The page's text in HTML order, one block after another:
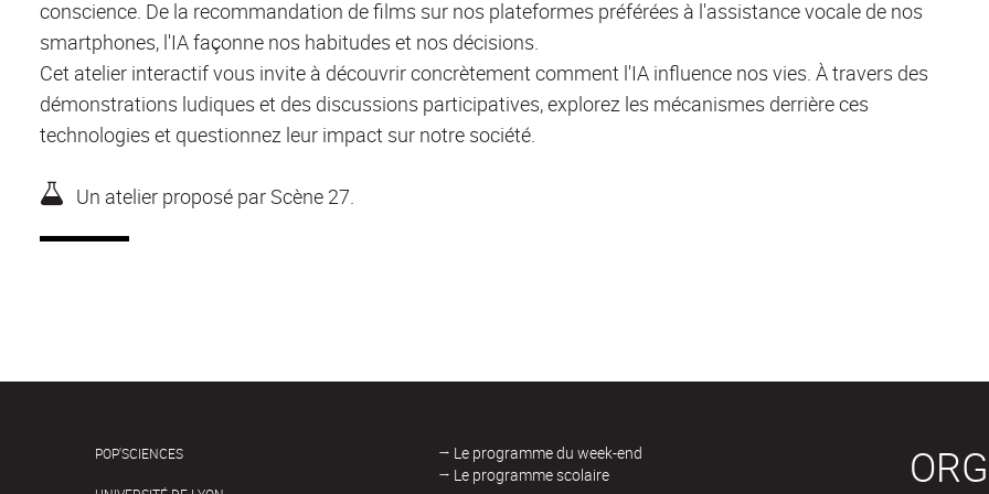
conscience. De la recommandation de films sur nos plateformes préférées à l'assistance vocale de nos
smartphones, l'IA façonne nos habitudes et nos décisions.
Cet atelier interactif vous invite à découvrir concrètement comment l'IA influence nos vies. À travers des
démonstrations ludiques et des discussions participatives, explorez les mécanismes derrière ces
technologies et questionnez leur impact sur notre société.
Un atelier proposé par Scène 27.
POP'SCIENCES
→ Le programme du week-end
→ Le programme scolaire